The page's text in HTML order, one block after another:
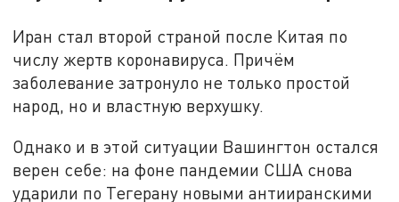
Иран стал второй страной после Китая по
числу жертв коронавируса. Причём
заболевание затронуло не только простой
народ, но и властную верхушку.
Однако и в этой ситуации Вашингтон остался
верен себе: на фоне пандемии США снова
ударили по Тегерану новыми антииранскими